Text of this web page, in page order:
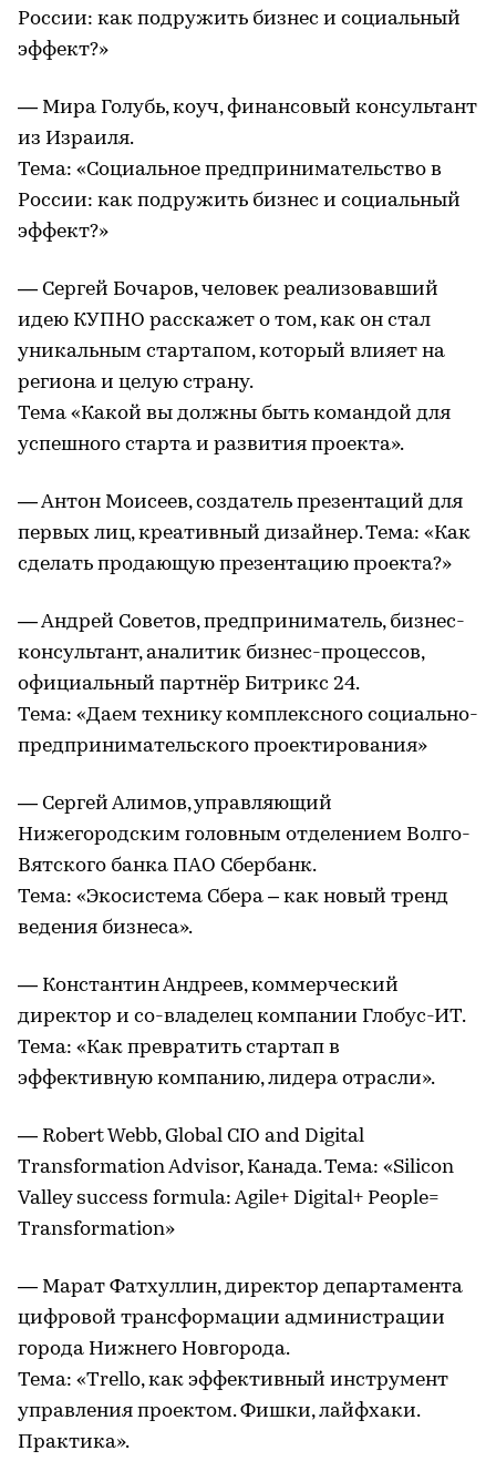
России: как подружить бизнес и социальный
эффект?»
— Мира Голубь, коуч, финансовый консультант
из Израиля.
Тема: «Социальное предпринимательство в
России: как подружить бизнес и социальный
эффект?»
— Сергей Бочаров, человек реализовавший
идею КУПНО расскажет о том, как он стал
уникальным стартапом, который влияет на
региона и целую страну.
Тема «Какой вы должны быть командой для
успешного старта и развития проекта».
— Антон Моисеев, создатель презентаций для
первых лиц, креативный дизайнер. Тема: «Как
сделать продающую презентацию проекта?»
— Андрей Советов, предприниматель, бизнес-
консультант, аналитик бизнес-процессов,
официальный партнёр Битрикс 24.
Тема: «Даем технику комплексного социально-
предпринимательского проектирования»
— Сергей Алимов, управляющий
Нижегородским головным отделением Волго-
Вятского банка ПАО Сбербанк.
Тема: «Экосистема Сбера – как новый тренд
ведения бизнеса».
— Константин Андреев, коммерческий
директор и со-владелец компании Глобус-ИТ.
Тема: «Как превратить стартап в
эффективную компанию, лидера отрасли».
— Robert Webb, Global CIO and Digital
Transformation Advisor, Канада. Тема: «Silicon
Valley success formula: Agile+ Digital+ People=
Transformation»
— Марат Фатхуллин, директор департамента
цифровой трансформации администрации
города Нижнего Новгорода.
Тема: «Trello, как эффективный инструмент
управления проектом. Фишки, лайфхаки.
Практика».